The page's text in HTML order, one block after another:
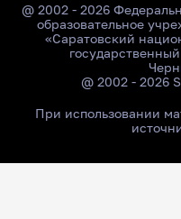
@ 2002 - 2026
образовательное
«Саратовский
@ 2002 - 2026
При использовании